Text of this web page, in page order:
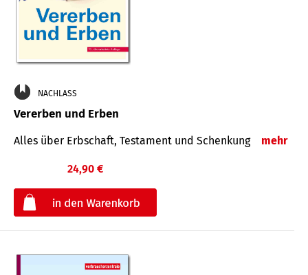
NACHLASS
Vererben und Erben
Alles über Erbschaft, Testament und Schenkung mehr
24,90 €